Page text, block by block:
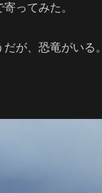
ってみた。
が、恐竜がいる。